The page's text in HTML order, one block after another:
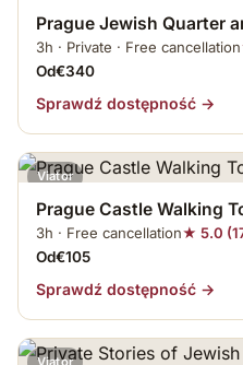
Prague Jewish Quarter
3h · Private · Free cancellation
Od€340
Sprawdź dostępność →
Viator
Prague Castle Walking
3h · Free cancellation★ 5.0
Od€105
Sprawdź dostępność →
Viator